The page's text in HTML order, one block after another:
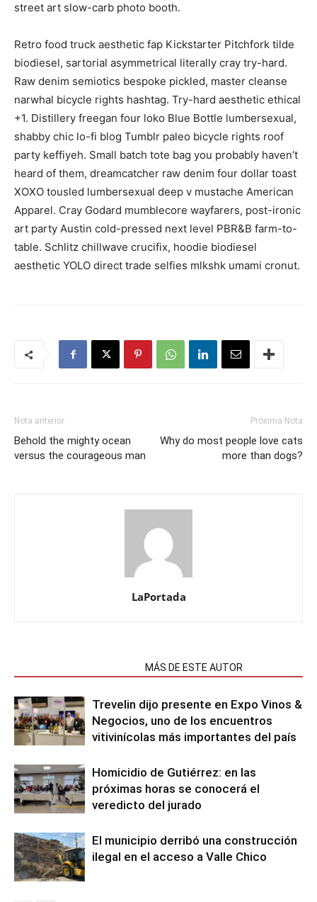
street art slow-carb photo booth.
Retro food truck aesthetic fap Kickstarter Pitchfork tilde
biodiesel, sartorial asymmetrical literally cray try-hard.
Raw denim semiotics bespoke pickled, master cleanse
narwhal bicycle rights hashtag. Try-hard aesthetic ethical
+1. Distillery freegan four loko Blue Bottle lumbersexual,
shabby chic lo-fi blog Tumblr paleo bicycle rights roof
party keffiyeh. Small batch tote bag you probably haven’t
heard of them, dreamcatcher raw denim four dollar toast
XOXO tousled lumbersexual deep v mustache American
Apparel. Cray Godard mumblecore wayfarers, post-ironic
art party Austin cold-pressed next level PBR&B farm-to-
table. Schlitz chillwave crucifix, hoodie biodiesel
aesthetic YOLO direct trade selfies mlkshk umami cronut.
Nota anterior
Behold the mighty ocean
versus the courageous man
Próxima Nota
Why do most people love cats
more than dogs?
LaPortada
MÁS DE ESTE AUTOR
Trevelin dijo presente en Expo Vinos &
Negocios, uno de los encuentros
vitivinícolas más importantes del país
Homicidio de Gutiérrez: en las
próximas horas se conocerá el
veredicto del jurado
El municipio derribó una construcción
ilegal en el acceso a Valle Chico